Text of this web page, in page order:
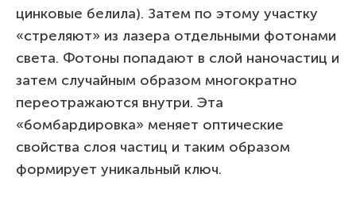
цинковые белила). Затем по этому участку
«стреляют» из лазера отдельными фотонами
света. Фотоны попадают в слой наночастиц и
затем случайным образом многократно
переотражаются внутри. Эта
«бомбардировка» меняет оптические
свойства слоя частиц и таким образом
формирует уникальный ключ.